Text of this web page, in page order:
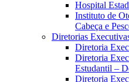
Hospital
Instituto de
Cabeça e
Diretorias
Diretoria
Diretoria
Estudantil –
Diretoria